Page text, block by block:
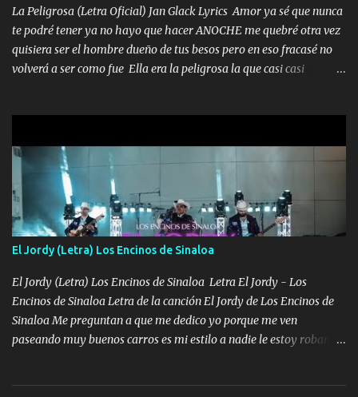
bien cuidado bien atrabancado y a los que me conocen ya saben de
lo que hablo Entre lob...
La Peligrosa (Letra Oficial) Jan Glack Lyrics Amor ya sé que nunca
te podré tener ya no hayo que hacer ANOCHE me quebré otra vez
quisiera ser el hombre dueño de tus besos pero en eso fracasé no
volverá a ser como fue Ella era la peligrosa la que casi casi
Música Amar me duele estoy rodeado de mujeres pero solo
quieren billetes y yo que solo ocupo verte Recuerdo echábamos
pasión en la troca tus labios besándome yo quitándote la ropa no
quiero que sea nunca con otra yo quiero llevarte a la Luna y si
quieres en ese momento te pido que seas mi esposa Chingada
madre no quiero dejar de tenerte no ayuda la p'uta loquera y al
chile quisiera ser menos de ti dependiente la pinche tristeza me
encierra princesa tu sabes que nunca saldras de mi mente Ella era
la peligro...
El Jordy (Letra) Los Encinos de Sinaloa
El Jordy (Letra) Los Encinos de Sinaloa Letra El Jordy - Los
Encinos de Sinaloa Letra de la canción El Jordy de Los Encinos de
Sinaloa Me preguntan a que me dedico yo porque me ven
paseando muy buenos carros es mi estilo a nadie le estoy robando